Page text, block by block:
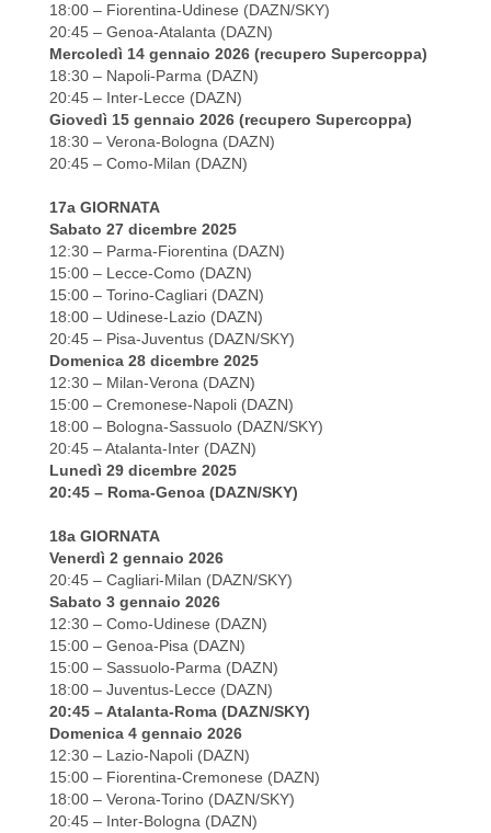
18:00 – Fiorentina-Udinese (DAZN/SKY)
20:45 – Genoa-Atalanta (DAZN)
Mercoledì 14 gennaio 2026 (recupero Supercoppa)
18:30 – Napoli-Parma (DAZN)
20:45 – Inter-Lecce (DAZN)
Giovedì 15 gennaio 2026 (recupero Supercoppa)
18:30 – Verona-Bologna (DAZN)
20:45 – Como-Milan (DAZN)
17a GIORNATA
Sabato 27 dicembre 2025
12:30 – Parma-Fiorentina (DAZN)
15:00 – Lecce-Como (DAZN)
15:00 – Torino-Cagliari (DAZN)
18:00 – Udinese-Lazio (DAZN)
20:45 – Pisa-Juventus (DAZN/SKY)
Domenica 28 dicembre 2025
12:30 – Milan-Verona (DAZN)
15:00 – Cremonese-Napoli (DAZN)
18:00 – Bologna-Sassuolo (DAZN/SKY)
20:45 – Atalanta-Inter (DAZN)
Lunedì 29 dicembre 2025
20:45 – Roma-Genoa (DAZN/SKY)
18a GIORNATA
Venerdì 2 gennaio 2026
20:45 – Cagliari-Milan (DAZN/SKY)
Sabato 3 gennaio 2026
12:30 – Como-Udinese (DAZN)
15:00 – Genoa-Pisa (DAZN)
15:00 – Sassuolo-Parma (DAZN)
18:00 – Juventus-Lecce (DAZN)
20:45 – Atalanta-Roma (DAZN/SKY)
Domenica 4 gennaio 2026
12:30 – Lazio-Napoli (DAZN)
15:00 – Fiorentina-Cremonese (DAZN)
18:00 – Verona-Torino (DAZN/SKY)
20:45 – Inter-Bologna (DAZN)